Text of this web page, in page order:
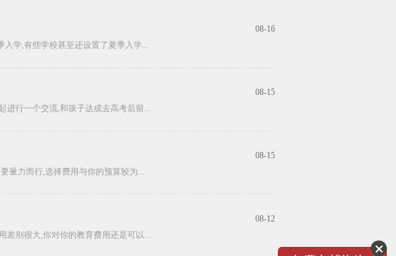
08-16
学,有些学校甚至还设置了夏季入学...
08-15
进行一个交流,和孩子达成去高考后留...
08-15
量力而行,选择费用与你的预算较为...
08-12
别很大,你对你的教育费用还是可以...